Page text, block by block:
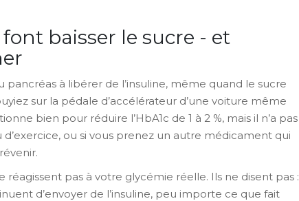
baisser le sucre - et
à libérer de l’insuline, même quand le sucre
sur la pédale d’accélérateur d’une voiture même
bien pour réduire l’HbA1c de 1 à 2 %, mais il n’a pas
ou si vous prenez un autre médicament qui
pas à votre glycémie réelle. Ils ne disent pas :
d’envoyer de l’insuline, peu importe ce que fait